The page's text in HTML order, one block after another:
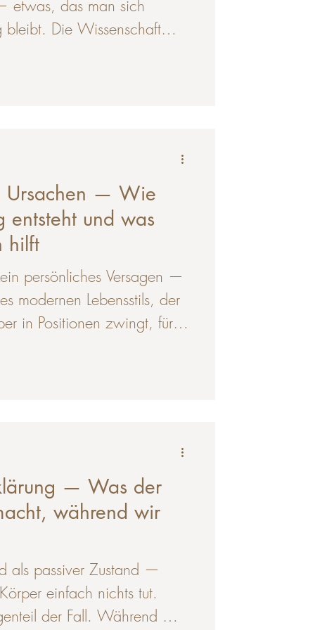
etwas, das man sich
Die Wissenschaft
Wer die
versteht, erkennt, warum
ist, sondern eine
Ursachen — Wie
entsteht und was
hilft
persönliches Versagen —
modernen Lebensstils, der
in Positionen zwingt, für
langes Sitzen und
fördern. Wer
wirklich versteht
— Was der
während wir
als passiver Zustand —
einfach nichts tut.
der Fall. Während wir